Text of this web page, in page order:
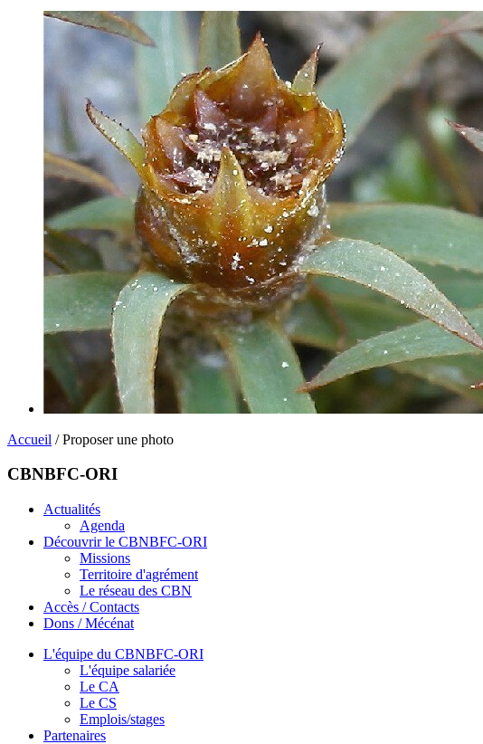
Accueil / Proposer une photo
CBNBFC-ORI
Actualités
Agenda
Découvrir le CBNBFC-ORI
Missions
Territoire d'agrément
Le réseau des CBN
Accès / Contacts
Dons / Mécénat
L'équipe du CBNBFC-ORI
L'équipe salariée
Le CA
Le CS
Emplois/stages
Partenaires